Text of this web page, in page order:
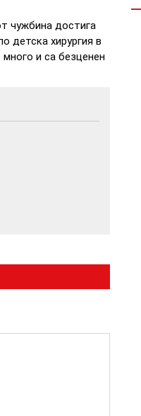
чужбина достига
детска хирургия в
и са безценен